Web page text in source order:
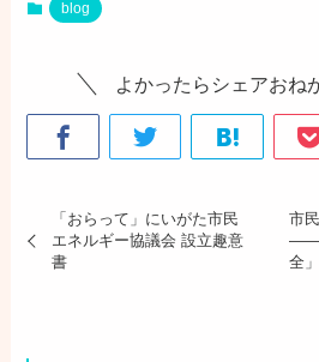
blog
よかったらシェアおね
「おらって」にいがた市民
エネルギー協議会 設立趣意
書
市
――
全